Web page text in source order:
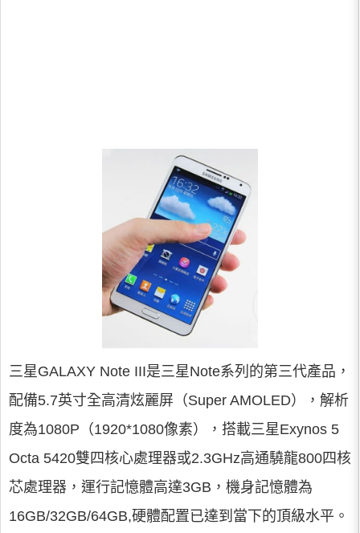
三星GALAXY Note III是三星Note系列的第三代產品，
配備5.7英寸全高清炫麗屏（Super AMOLED），解析
度為1080P（1920*1080像素），搭載三星Exynos 5
Octa 5420雙四核心處理器或2.3GHz高通驍龍800四核
芯處理器，運行記憶體高達3GB，機身記憶體為
16GB/32GB/64GB,硬體配置已達到當下的頂級水平。